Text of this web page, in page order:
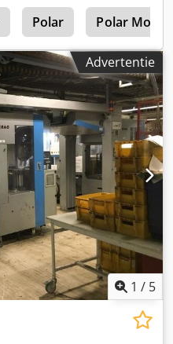
Polar Polar Mohr
Advertentie
1 / 5